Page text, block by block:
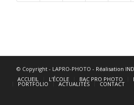
© Copyright - LAPRO-PHOTO - Réalisation
ACCUEIL
L’ÉCOLE BAC PRO PHOTO
PORTFOLIO ACTUALITÉS CONTACT